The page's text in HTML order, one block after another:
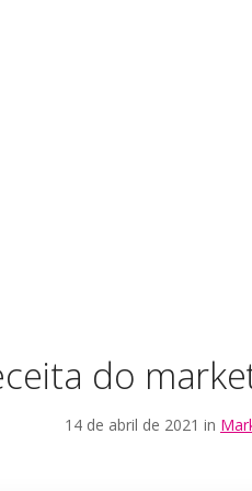
do
14 de abril de 2021 in